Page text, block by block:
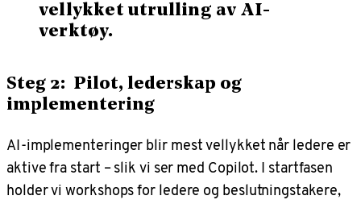
vellykket utrulling av AI-
verktøy.
Steg 2: Pilot, lederskap og
implementering
AI-implementeringer blir mest vellykket når ledere er
aktive fra start – slik vi ser med Copilot. I startfasen
holder vi workshops for ledere og beslutningstakere,